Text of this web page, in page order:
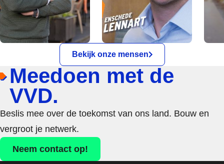
Bekijk onze mensen
Meedoen met de
VVD.
Beslis mee over de toekomst van ons land. Bouw en
vergroot je netwerk.
Neem contact op!